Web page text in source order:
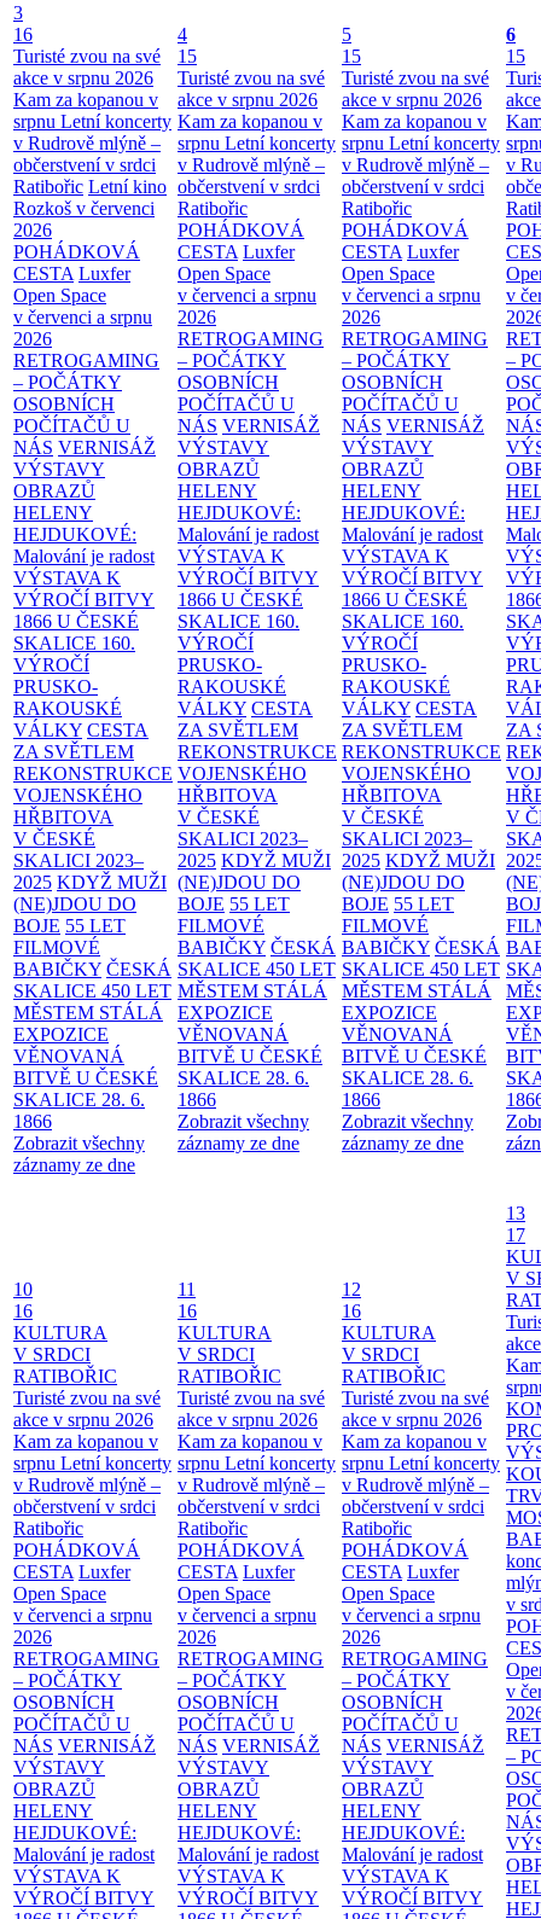
3
16
Turisté zvou na své
akce v srpnu 2026
Kam za kopanou v
srpnu Letní koncerty
v Rudrově mlýně –
občerstvení v srdci
Ratibořic Letní kino
Rozkoš v červenci
2026
POHÁDKOVÁ
CESTA Luxfer
Open Space
v červenci a srpnu
2026
RETROGAMING
– POČÁTKY
OSOBNÍCH
POČÍTAČŮ U
NÁS VERNISÁŽ
VÝSTAVY
OBRAZŮ
HELENY
HEJDUKOVÉ:
Malování je radost
VÝSTAVA K
VÝROČÍ BITVY
1866 U ČESKÉ
SKALICE 160.
VÝROČÍ
PRUSKO-
RAKOUSKÉ
VÁLKY CESTA
ZA SVĚTLEM
REKONSTRUKCE
VOJENSKÉHO
HŘBITOVA
V ČESKÉ
SKALICI 2023–
2025 KDYŽ MUŽI
(NE)JDOU DO
BOJE 55 LET
FILMOVÉ
BABIČKY ČESKÁ
SKALICE 450 LET
MĚSTEM STÁLÁ
EXPOZICE
VĚNOVANÁ
BITVĚ U ČESKÉ
SKALICE 28. 6.
1866
Zobrazit všechny
záznamy ze dne
4
15
Turisté zvou na své
akce v srpnu 2026
Kam za kopanou v
srpnu Letní koncerty
v Rudrově mlýně –
občerstvení v srdci
Ratibořic
POHÁDKOVÁ
CESTA Luxfer
Open Space
v červenci a srpnu
2026
RETROGAMING
– POČÁTKY
OSOBNÍCH
POČÍTAČŮ U
NÁS VERNISÁŽ
VÝSTAVY
OBRAZŮ
HELENY
HEJDUKOVÉ:
Malování je radost
VÝSTAVA K
VÝROČÍ BITVY
1866 U ČESKÉ
SKALICE 160.
VÝROČÍ
PRUSKO-
RAKOUSKÉ
VÁLKY CESTA
ZA SVĚTLEM
REKONSTRUKCE
VOJENSKÉHO
HŘBITOVA
V ČESKÉ
SKALICI 2023–
2025 KDYŽ MUŽI
(NE)JDOU DO
BOJE 55 LET
FILMOVÉ
BABIČKY ČESKÁ
SKALICE 450 LET
MĚSTEM STÁLÁ
EXPOZICE
VĚNOVANÁ
BITVĚ U ČESKÉ
SKALICE 28. 6.
1866
Zobrazit všechny
záznamy ze dne
5
15
Turisté zvou na své
akce v srpnu 2026
Kam za kopanou v
srpnu Letní koncerty
v Rudrově mlýně –
občerstvení v srdci
Ratibořic
POHÁDKOVÁ
CESTA Luxfer
Open Space
v červenci a srpnu
2026
RETROGAMING
– POČÁTKY
OSOBNÍCH
POČÍTAČŮ U
NÁS VERNISÁŽ
VÝSTAVY
OBRAZŮ
HELENY
HEJDUKOVÉ:
Malování je radost
VÝSTAVA K
VÝROČÍ BITVY
1866 U ČESKÉ
SKALICE 160.
VÝROČÍ
PRUSKO-
RAKOUSKÉ
VÁLKY CESTA
ZA SVĚTLEM
REKONSTRUKCE
VOJENSKÉHO
HŘBITOVA
V ČESKÉ
SKALICI 2023–
2025 KDYŽ MUŽI
(NE)JDOU DO
BOJE 55 LET
FILMOVÉ
BABIČKY ČESKÁ
SKALICE 450 LET
MĚSTEM STÁLÁ
EXPOZICE
VĚNOVANÁ
BITVĚ U ČESKÉ
SKALICE 28. 6.
1866
Zobrazit všechny
záznamy ze dne
6
15
v
v
–
ZA
V
10
16
KULTURA
V SRDCI
RATIBOŘIC
Turisté zvou na své
akce v srpnu 2026
Kam za kopanou v
srpnu Letní koncerty
v Rudrově mlýně –
občerstvení v srdci
Ratibořic
POHÁDKOVÁ
CESTA Luxfer
Open Space
v červenci a srpnu
2026
RETROGAMING
– POČÁTKY
OSOBNÍCH
POČÍTAČŮ U
NÁS VERNISÁŽ
VÝSTAVY
OBRAZŮ
HELENY
HEJDUKOVÉ:
Malování je radost
VÝSTAVA K
VÝROČÍ BITVY
11
16
KULTURA
V SRDCI
RATIBOŘIC
Turisté zvou na své
akce v srpnu 2026
Kam za kopanou v
srpnu Letní koncerty
v Rudrově mlýně –
občerstvení v srdci
Ratibořic
POHÁDKOVÁ
CESTA Luxfer
Open Space
v červenci a srpnu
2026
RETROGAMING
– POČÁTKY
OSOBNÍCH
POČÍTAČŮ U
NÁS VERNISÁŽ
VÝSTAVY
OBRAZŮ
HELENY
HEJDUKOVÉ:
Malování je radost
VÝSTAVA K
VÝROČÍ BITVY
12
16
KULTURA
V SRDCI
RATIBOŘIC
Turisté zvou na své
akce v srpnu 2026
Kam za kopanou v
srpnu Letní koncerty
v Rudrově mlýně –
občerstvení v srdci
Ratibořic
POHÁDKOVÁ
CESTA Luxfer
Open Space
v červenci a srpnu
2026
RETROGAMING
– POČÁTKY
OSOBNÍCH
POČÍTAČŮ U
NÁS VERNISÁŽ
VÝSTAVY
OBRAZŮ
HELENY
HEJDUKOVÉ:
Malování je radost
VÝSTAVA K
VÝROČÍ BITVY
13
17
V
v
v
–